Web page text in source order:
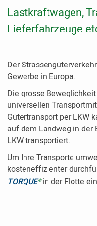
Lastkraftwagen,
Lieferfahrzeuge
Der
Gewerbe in Europa.
Die grosse
universellen
Gütertransport per LKW
auf dem Landweg in der
LKW transportiert.
Um Ihre Transporte
kosteneffizienter
TORQUE® in der Flotte